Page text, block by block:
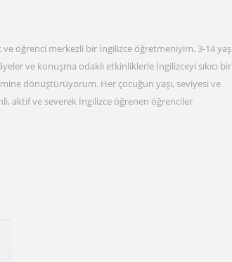
ve öğrenci merkezli bir İngilizce öğretmeniyim. 3-14 yaş
ve konuşma odaklı etkinliklerle İngilizceyi sıkıcı bir
dönüştürüyorum. Her çocuğun yaşı, seviyesi ve
aktif ve severek İngilizce öğrenen öğrenciler